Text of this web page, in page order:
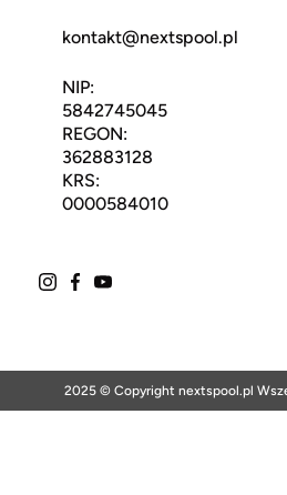
kontakt@nextspool.pl
NIP:
5842745045
REGON:
362883128
KRS:
0000584010